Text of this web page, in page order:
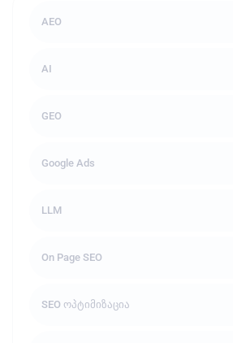
AEO
AI
GEO
Google Ads
LLM
On Page SEO
SEO ოპტიმიზაცია